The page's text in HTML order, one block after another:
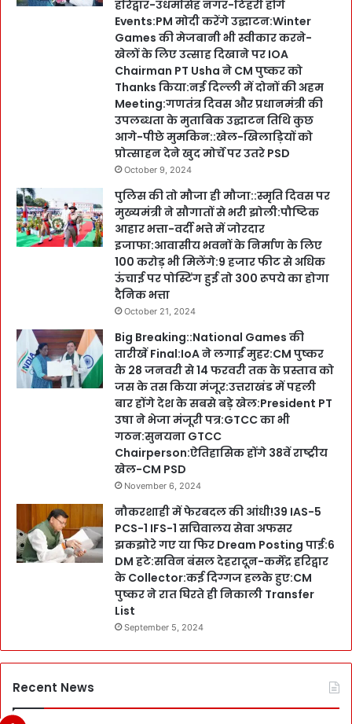
हरिद्वार-उधमसिंह नगर-टिहरी होंगे
Events:PM मोदी करेंगे उद्घाटन:Winter
Games की मेजबानी भी स्वीकार करने-
खेलों के लिए उत्साह दिखाने पर IOA
Chairman PT Usha ने CM पुष्कर को
Thanks किया:नई दिल्ली में दोनों की अहम
Meeting:गणतंत्र दिवस और प्रधानमंत्री की
उपलब्धता के मुताबिक उद्घाटन तिथि कुछ
आगे-पीछे मुमकिन::खेल-खिलाड़ियों को
प्रोत्साहन देने खुद मोर्चे पर उतरे PSD
October 9, 2024
पुलिस की तो मौजा ही मौजा::स्मृति दिवस पर
मुख्यमंत्री ने सौगातों से भरी झोली:पौष्टिक
आहार भत्ता-वर्दी भत्ते में जोरदार
इजाफा:आवासीय भवनों के निर्माण के लिए
100 करोड़ भी मिलेंगे:9 हजार फीट से अधिक
ऊंचाई पर पोस्टिंग हुई तो 300 रूपये का होगा
दैनिक भत्ता
October 21, 2024
Big Breaking::National Games की
तारीखें Final:IoA ने लगाईं मुहर:CM पुष्कर
के 28 जनवरी से 14 फरवरी तक के प्रस्ताव को
जस के तस किया मंजूर:उत्तराखंड में पहली
बार होंगे देश के सबसे बड़े खेल:President PT
उषा ने भेजा मंजूरी पत्र:GTCC का भी
गठन:सुनयना GTCC
Chairperson:ऐतिहासिक होंगे 38वें राष्ट्रीय
खेल-CM PSD
November 6, 2024
नौकरशाही में फेरबदल की आंधी!39 IAS-5
PCS-1 IFS-1 सचिवालय सेवा अफसर
झकझोरे गए या फिर Dream Posting पाई:6
DM हटे:सविन बंसल देहरादून-कर्मेंद्र हरिद्वार
के Collector:कई दिग्गज हलके हुए:CM
पुष्कर ने रात घिरते ही निकाली Transfer
List
September 5, 2024
Recent News